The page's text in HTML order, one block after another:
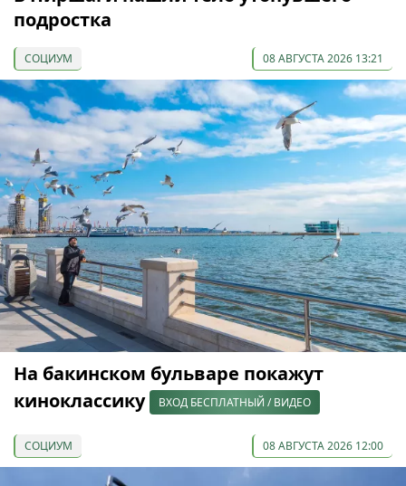
подростка
СОЦИУМ 08 АВГУСТА 2026 13:21
На бакинском бульваре покажут
киноклассику
ВХОД БЕСПЛАТНЫЙ / ВИДЕО
СОЦИУМ 08 АВГУСТА 2026 12:00